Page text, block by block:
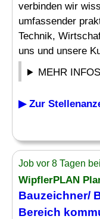
verbinden wir
umfassender
Technik,
uns und unsere
MEHR
▶ Zur
Job vor 8 Tagen
WipflerPLAN
Bauzeichner/
Bereich